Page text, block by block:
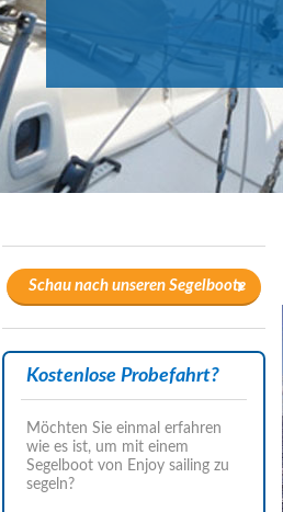
Schau nach unseren Segelboote
Kostenlose Probefahrt?
Möchten Sie einmal erfahren
wie es ist, um mit einem
Segelboot von Enjoy sailing zu
segeln?